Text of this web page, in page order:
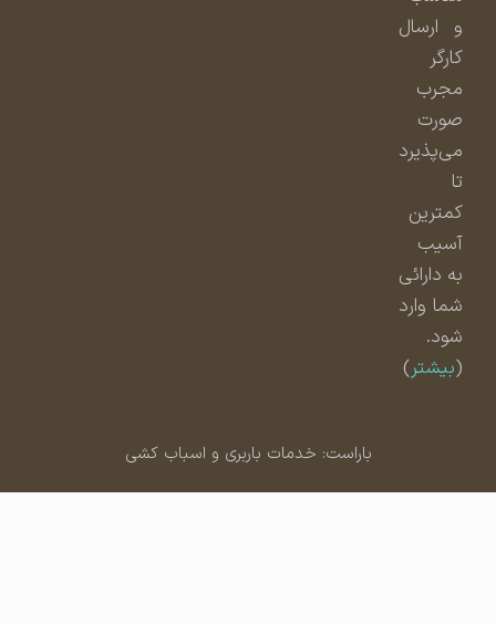
و ارسال
مجرب
صورت
می‌پذیرد
کمترین
آسیب
به دارائی
شما وارد
شود.
بیشتر)
باراست: خدمات باربری و اسباب کشی